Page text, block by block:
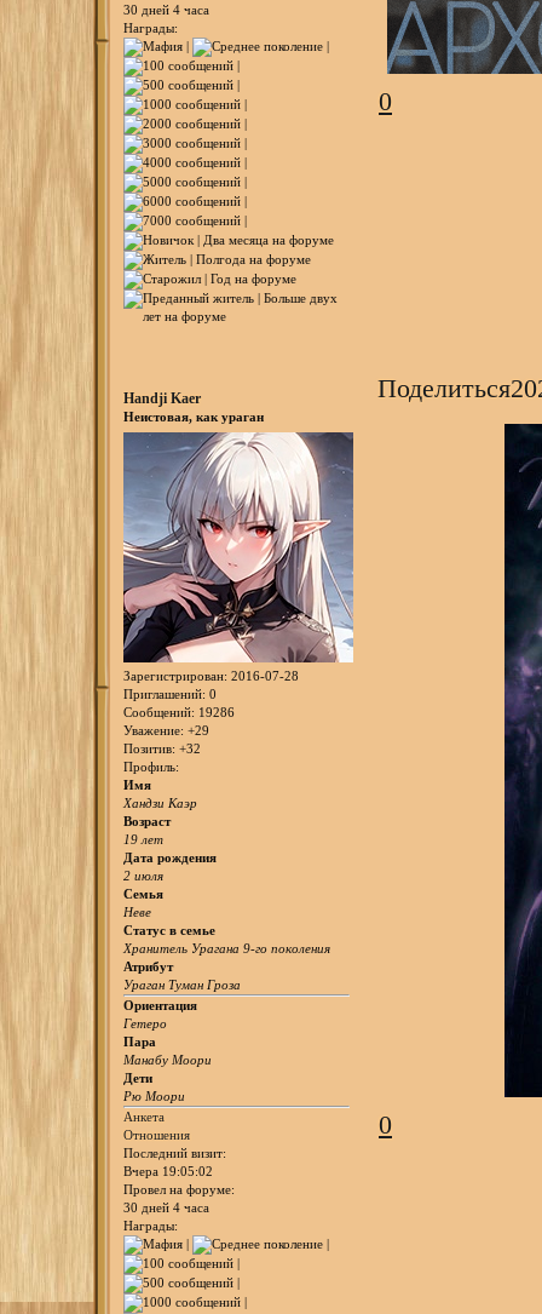
30 дней 4 часа
Награды:
0
Поделиться
Handji Kaer
Неистовая, как ураган
Зарегистрирован: 2016-07-28
Приглашений: 0
Сообщений: 19286
Уважение: +29
Позитив: +32
Профиль:
Имя
Хандзи Каэр
Возраст
19 лет
Дата рождения
2 июля
Семья
Неве
Статус в семье
Хранитель Урагана 9-го поколения
Атрибут
Ураган Туман Гроза
Ориентация
Гетеро
Пара
Манабу Моори
Дети
Рю Моори
Анкета
Отношения
Последний визит:
Вчера 19:05:02
Провел на форуме:
30 дней 4 часа
Награды:
0